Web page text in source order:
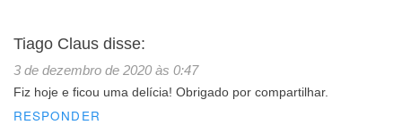
Tiago Claus disse:
3 de dezembro de 2020 às 0:47
Fiz hoje e ficou uma delícia! Obrigado por compartilhar.
RESPONDER